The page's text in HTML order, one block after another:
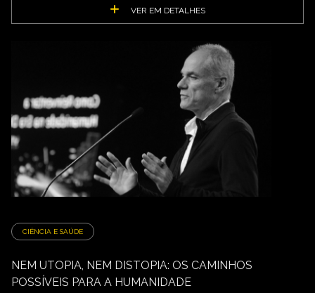
VER EM DETALHES
CIÊNCIA E SAÚDE
NEM UTOPIA, NEM DISTOPIA: OS CAMINHOS
POSSÍVEIS PARA A HUMANIDADE